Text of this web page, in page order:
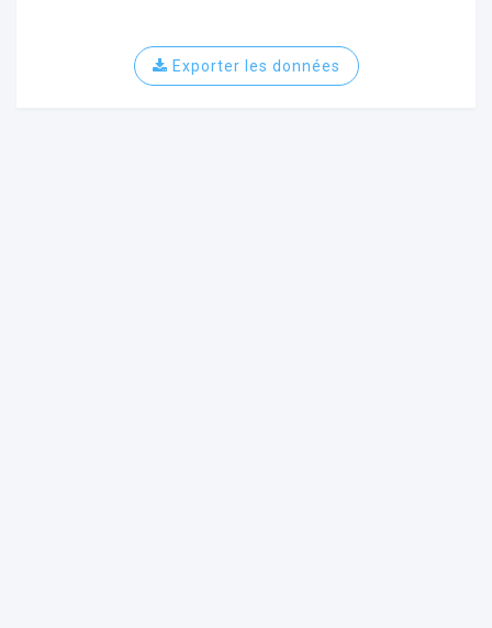
Exporter les données